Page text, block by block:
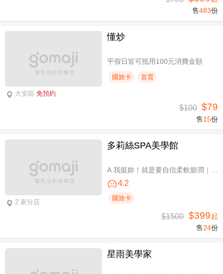
售483份
大安區 免預約
懂炒
平假日皆可抵用100元消費金額
國旅卡 首賣
$100 $79
售15份
2 家分店
多莉絲SPA美學館
4.2
國旅卡
$1500 $399起
售24份
星雨美學家